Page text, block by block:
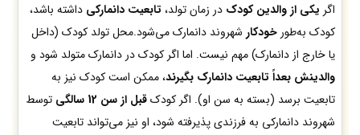
اگر یکی از والدین کودک در زمان تولد، تابعیت دانمارکی داشته باشد،
کودک به‌طور خودکار شهروند دانمارک می‌شود.محل تولد کودک (داخل
یا خارج از دانمارک) مهم نیست. اما اگر کودک در دانمارک متولد شود و
والدینش بعداً تابعیت دانمارک بگیرند، ممکن است کودک نیز به
تابعیت برسد (بسته به سن او). اگر کودکقبل از سن 12 سالگی
توسط
شهروند دانمارکی به فرزندی پذیرفته شود، او نیز می‌تواند تابعیت